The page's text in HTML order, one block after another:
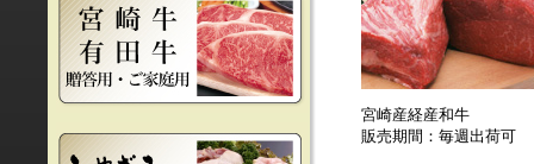
宮崎産経産和牛
販売期間：毎週出荷可